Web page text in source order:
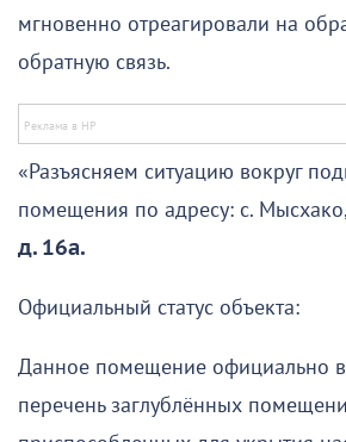
мгновенно отреагировали на
обратную связь.
«Разъясняем ситуацию вокруг
помещения по адресу: с.
д. 16а.
Официальный статус объекта:
Данное помещение официально
перечень заглублённых